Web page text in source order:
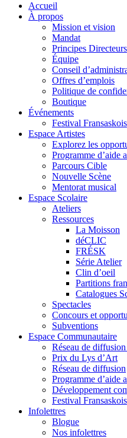
Accueil
À propos
Mission et vision
Mandat
Principes Directeurs
Équipe
Conseil
Offres d’emplois
Politique de
Boutique
Événements
Festival Fransaskois
Espace Artistes
Explorez les
Programme d’aide
Parcours Cible
Nouvelle Scène
Mentorat musical
Espace Scolaire
Ateliers
Ressources
La Moisson
déCLIC
FRÉSK
Série Atelier
Clin d’oeil
Partitions
Catalogues
Spectacles
Concours et
Subventions
Espace Communautaire
Réseau de
Prix du Lys d’Art
Réseau de diffusion
Programme d’aide
Développement
Festival Fransaskois
Infolettres
Blogue
Nos infolettres